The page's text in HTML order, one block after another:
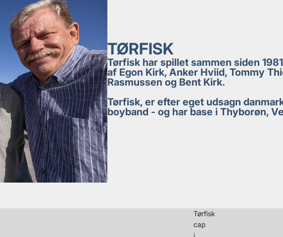
TØRFISK
Tørfisk har spillet sammen siden
af Egon Kirk, Anker Hviid, Tommy
Rasmussen og Bent Kirk.
Tørfisk, er efter eget udsagn
boyband - og har base i Thyborøn,
Tørfisk
cap